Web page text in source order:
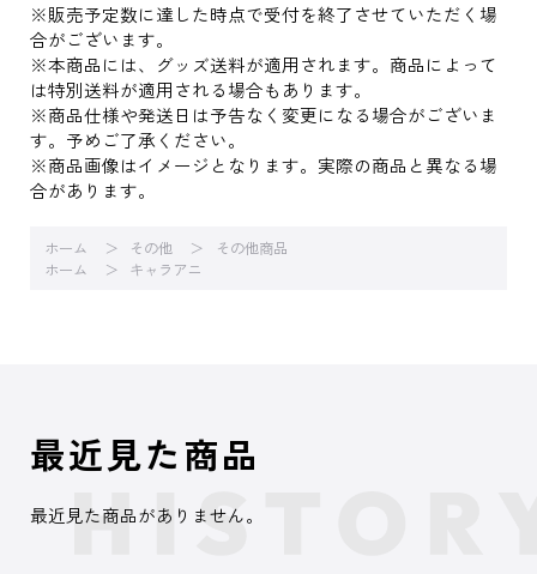
※販売予定数に達した時点で受付を終了させていただく場
合がございます。
※本商品には、グッズ送料が適用されます。商品によって
は特別送料が適用される場合もあります。
※商品仕様や発送日は予告なく変更になる場合がございま
す。予めご了承ください。
※商品画像はイメージとなります。実際の商品と異なる場
合があります。
ホーム その他
その他商品
ホーム
キャラアニ
最近見た商品
最近見た商品がありません。